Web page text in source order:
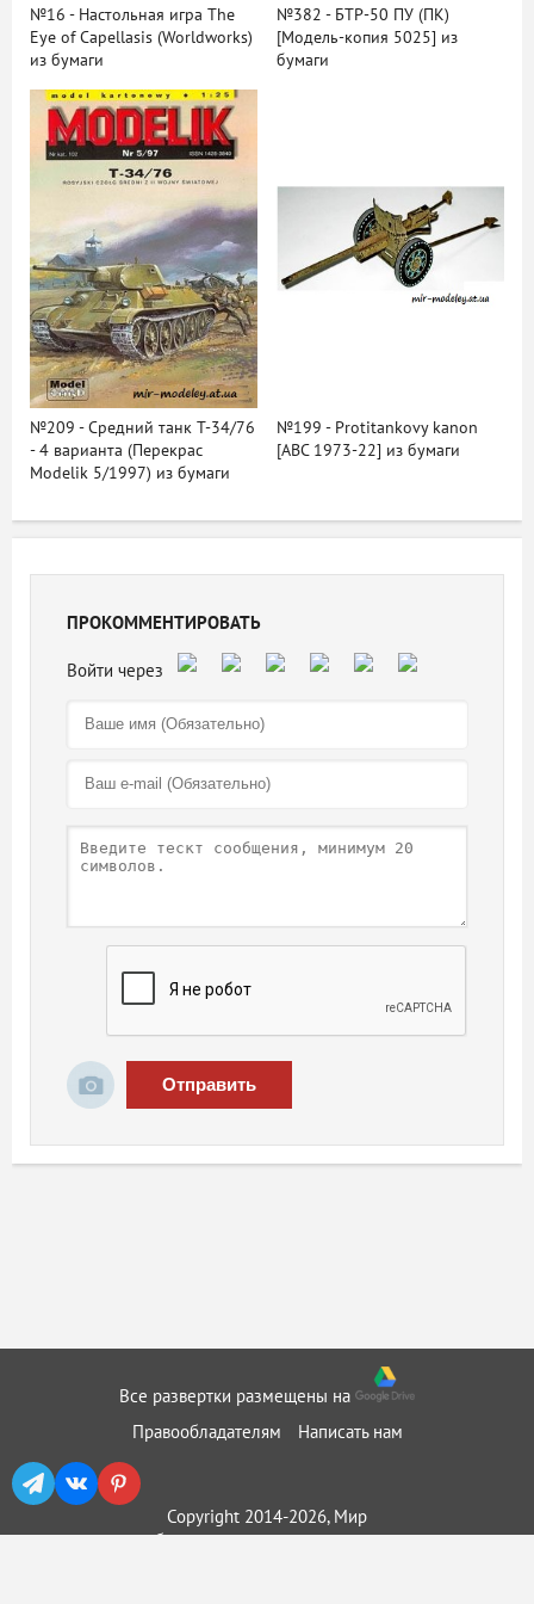
№16 - Настольная игра The
Eye of Capellasis (Worldworks)
из бумаги
№382 - БТР-50 ПУ (ПК)
[Модель-копия 5025] из
бумаги
№209 - Средний танк Т-34/76
- 4 варианта (Перекрас
Modelik 5/1997) из бумаги
№199 - Protitankovy kanon
[ABC 1973-22] из бумаги
ПРОКОММЕНТИРОВАТЬ
Отправить
Все развертки размещены на
Правообладателям
Написать нам
Copyright 2014-2026, Мир
бумажного моделирования ::